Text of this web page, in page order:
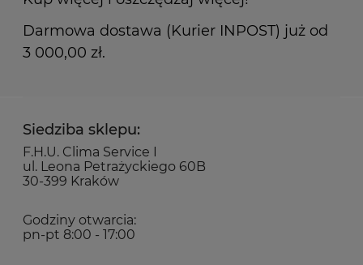
Darmowa dostawa (Kurier INPOST) już od
3 000,00 zł.
Siedziba sklepu:
F.H.U. Clima Service I
ul. Leona Petrażyckiego 60B
30-399 Kraków
Godziny otwarcia:
pn-pt 8:00 - 17:00